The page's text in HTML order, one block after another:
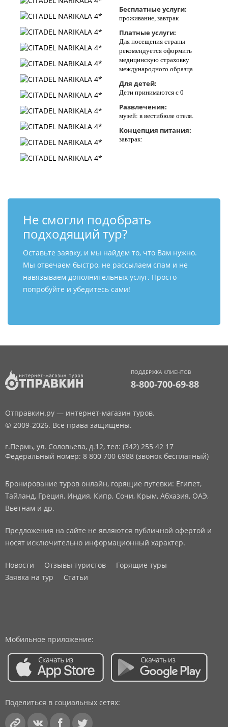
Бесплатные услуги:
проживание, завтрак
Платные услуги:
Для посещения страны
рекомендуется оформить
медицинскую страховку
международного образца
Для детей:
Дети принимаются с 0
Развлечения:
музей: в вестибюле отеля.
Концепция питания:
завтрак:
Не смогли подобрать
подходящий тур?
Оставьте заявку, и мы найдем то, что Вам нужно.
Мы отвечаем быстро, не рассылаем спам и не
навязываем дополнительных услуг. Просто
попробуйте и убедитесь сами!
ПОДДЕРЖКА КЛИЕНТОВ
8-800-700-69-88
Отправкин.ру — интернет-магазин туров.
© 2009-2026. Все права защищены.
г.Пермь, ул. Соловьева, д.12, тел: (342) 255 42 17
Федеральный номер: 8 800 700 6988 (звонок бесплатный)
Бронирование туров онлайн, горящие путевки: Египет,
Тайланд, Греция, Индия, Кипр, Сочи, Крым, Абхазия, ОАЭ,
Вьетнам и др.
Предложения на сайте не являются публичной офертой и
носят исключительно информационный характер.
Новости Отзывы туристов
Горящие туры
Заявка на тур
Статьи
Мобильное приложение:
Поделиться в социальных сетях: